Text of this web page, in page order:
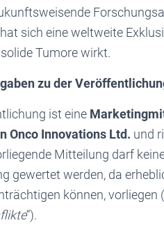
sich eine weltweite
Tumore wirkt.
zu der
ist eine
Onco Innovations Ltd. und
Mitteilung darf
gewertet werden, da
können, vorliegen
“).